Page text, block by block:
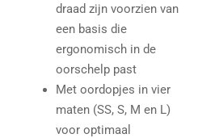
draad zijn voorzien van
een basis die
ergonomisch in de
oorschelp past
Met oordopjes in vier
maten (SS, S, M en L)
voor optimaal